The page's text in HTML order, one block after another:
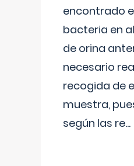
encontrado
bacteria en
de orina
necesario
recogida de
muestra,
según las re...